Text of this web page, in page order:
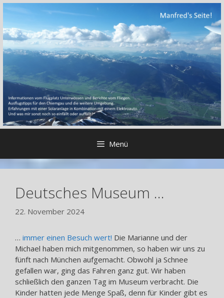
Zum
springen
Menü
Deutsches Museum …
22. November 2024
… immer einen Besuch wert! Die Marianne und der
Michael haben mich mitgenommen, so haben wir uns zu
fünft nach München aufgemacht. Obwohl ja Schnee
gefallen war, ging das Fahren ganz gut. Wir haben
schließlich den ganzen Tag im Museum verbracht. Die
Kinder hatten jede Menge Spaß, denn für Kinder gibt es